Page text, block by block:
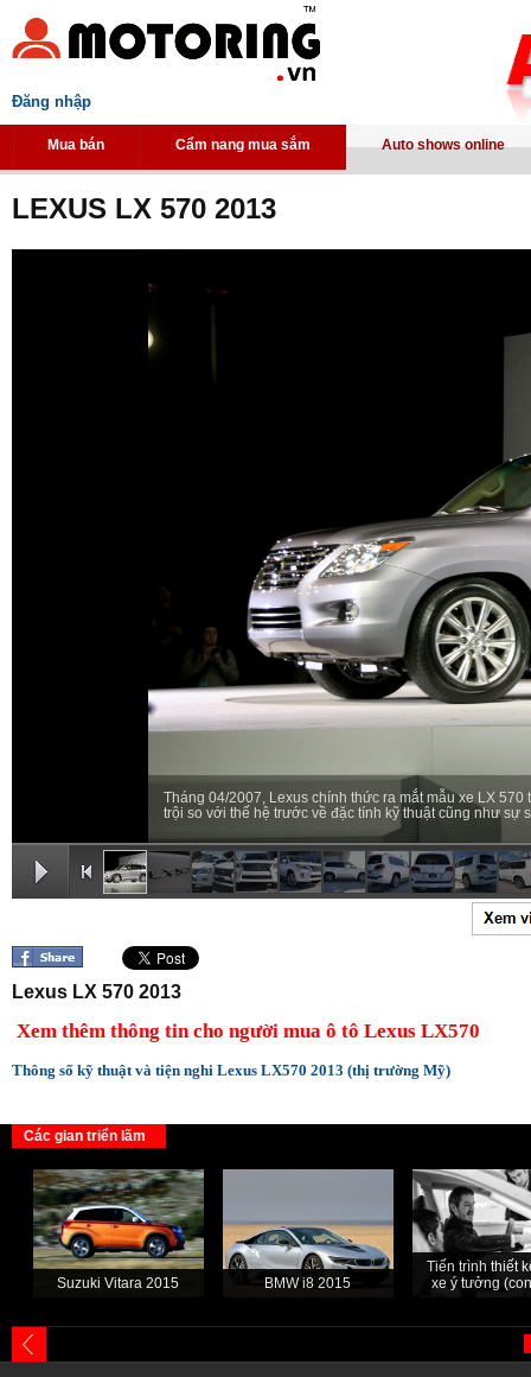
Đăng nhập
Mua bán Cẩm nang mua sắm Auto shows online
LEXUS LX 570 2013
Tháng 04/2007, Lexus chính thức ra mắt mẫu xe LX
trội so với thế hệ trước về đặc tính kỹ thuật cũng như sự
Lexus LX 570 2013
Xem thêm thông tin cho người mua ô tô Lexus LX570
Thông số kỹ thuật và tiện nghi Lexus LX570 2013 (thị trường Mỹ)
Các gian triển lãm
Suzuki Vitara 2015 BMW i8 2015
Tiến trình thiết
xe ý tưởng